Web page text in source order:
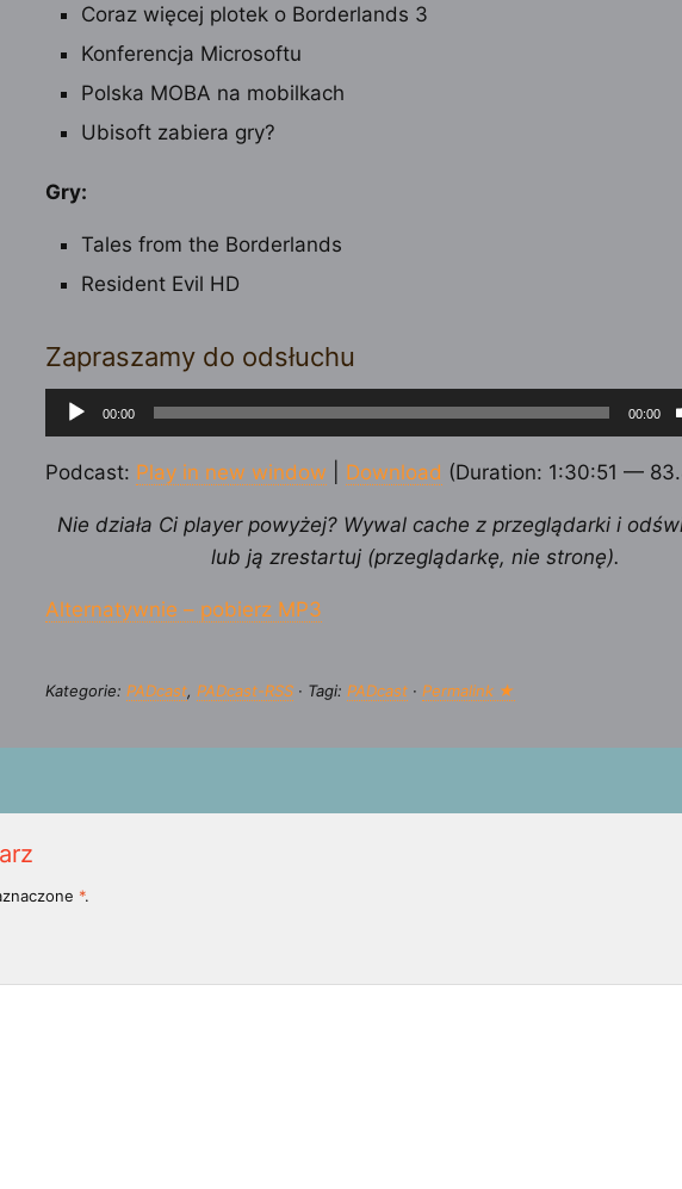
Coraz więcej plotek o Borderlands 3
Konferencja Microsoftu
Polska MOBA na mobilkach
Ubisoft zabiera gry?
Gry:
Tales from the Borderlands
Resident Evil HD
Zapraszamy do odsłuchu
Odtwarzacz
plików
dźwiękowych
00:00 00:00
Podcast: Play in new window Download (Duration: 1:30:51 —
Nie działa Ci player powyżej? Wywal cache z przeglądarki i
lub ją zrestartuj (przeglądarkę, nie stronę).
Alternatywnie – pobierz MP3
Kategorie: PADcast, PADcast-RSS · Tagi: PADcast · Permalink ★
*.